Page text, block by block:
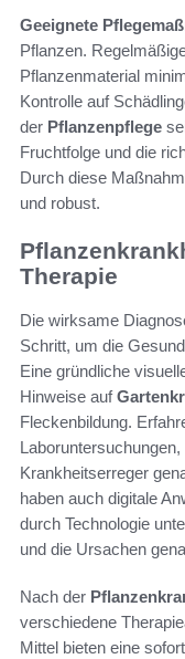
Geeignete
Pflanzen.
Pflanzenmaterial
Kontrolle auf
der Pflanzenpflege
Fruchtfolge und die
Durch diese
und robust.
Therapie
Die wirksame
Schritt, um die
Eine gründliche
Hinweise auf
Fleckenbildung.
Krankheitserreger
haben auch digitale
durch Technologie
und die Ursachen
Nach der
verschiedene
Mittel bieten eine